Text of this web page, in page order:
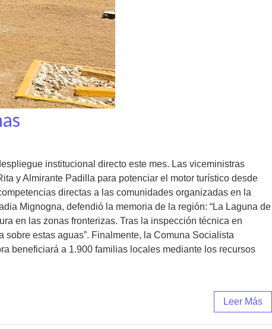
institucional directo este mes. Las viceministras
y Almirante Padilla para potenciar el motor turístico desde
directas a las comunidades organizadas en la
Mignogna, defendió la memoria de la región: “La Laguna de
en las zonas fronterizas. Tras la inspección técnica en
estas aguas”. Finalmente, la Comuna Socialista
beneficiará a 1.900 familias locales mediante los recursos
Leer Más